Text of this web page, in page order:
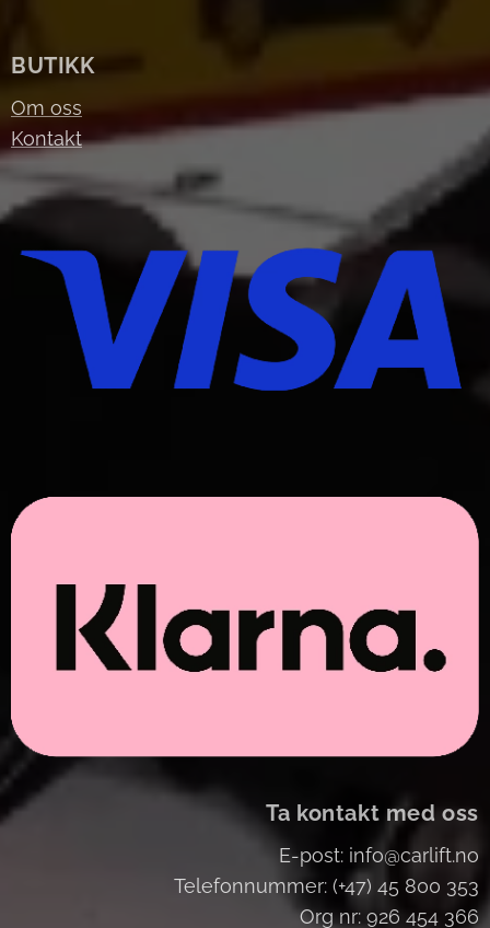
BUTIKK
Om oss
Kontakt
Ta kontakt med oss
E-post: info@carlift.no
Telefonnummer: (+47) 45 800 353
Org nr: 926 454 366